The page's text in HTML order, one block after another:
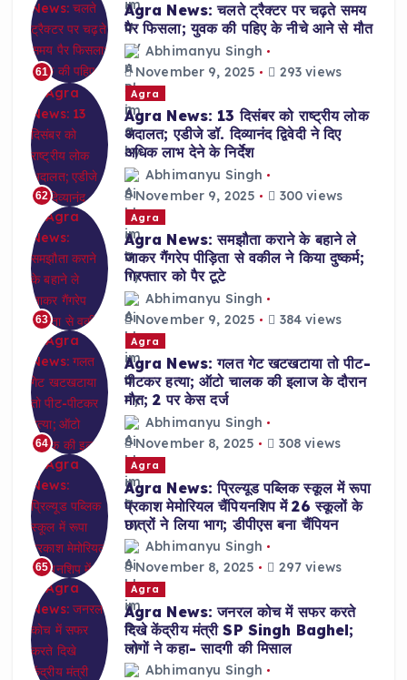
61
Agra News: चलते ट्रैक्टर पर चढ़ते समय
पैर फिसला; युवक की पहिए के नीचे आने से मौत
Abhimanyu Singh
November 9, 2025
293 views
62
Agra
Agra News: 13 दिसंबर को राष्ट्रीय लोक
अदालत; एडीजे डॉ. दिव्यानंद द्विवेदी ने दिए
अधिक लाभ देने के निर्देश
Abhimanyu Singh
November 9, 2025
300 views
63
Agra
Agra News: समझौता कराने के बहाने ले
जाकर गैंगरेप पीड़िता से वकील ने किया दुष्कर्म;
गिरफ्तार को पैर टूटे
Abhimanyu Singh
November 9, 2025
384 views
64
Agra
Agra News: गलत गेट खटखटाया तो पीट-
पीटकर हत्या; ऑटो चालक की इलाज के दौरान
मौत; 2 पर केस दर्ज
Abhimanyu Singh
November 8, 2025
308 views
65
Agra
Agra News: प्रिल्यूड पब्लिक स्कूल में रूपा
प्रकाश मेमोरियल चैंपियनशिप में 26 स्कूलों के
छात्रों ने लिया भाग; डीपीएस बना चैंपियन
Abhimanyu Singh
November 8, 2025
297 views
Agra
Agra News: जनरल कोच में सफर करते
दिखे केंद्रीय मंत्री SP Singh Baghel;
लोगों ने कहा- सादगी की मिसाल
Abhimanyu Singh